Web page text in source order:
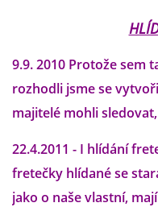
V PÉČI
VIRTUÁLNÍ ADOPCE
V NOVÝCH
9.9. 2010 Protože sem
rozhodli jsme se
majitelé mohli
22.4.2011 - I hlídání
fretečky hlídané se
jako o naše vlastní,